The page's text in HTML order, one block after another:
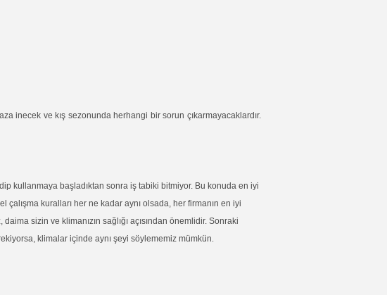
aza inecek ve kış sezonunda herhangi bir sorun çıkarmayacaklardır.
kullanmaya başladıktan sonra iş tabiki bitmiyor. Bu konuda en iyi
kuralları her ne kadar aynı olsada, her firmanın en iyi
sizin ve klimanızın sağlığı açısından önemlidir. Sonraki
klimalar içinde aynı şeyi söylememiz mümkün.